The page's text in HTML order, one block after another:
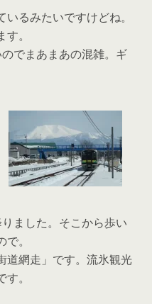
るみたいですけどね。
。
でまあまあの混雑。ギ
ました。そこから歩い
。
道網走」です。流氷観光
。